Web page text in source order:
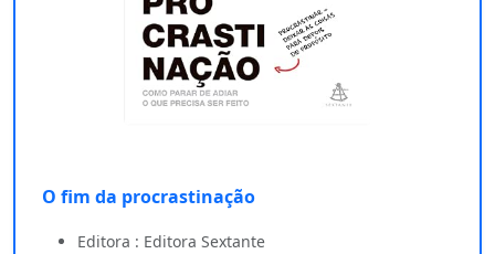
O fim da procrastinação
Editora : Editora Sextante